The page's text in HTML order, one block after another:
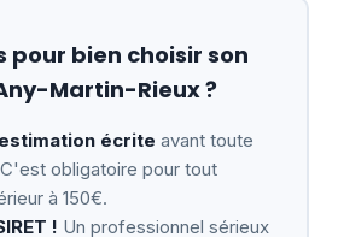
pour bien choisir son
Martin-Rieux ?
écrite avant toute
obligatoire pour tout
à 150€.
! Un professionnel sérieux